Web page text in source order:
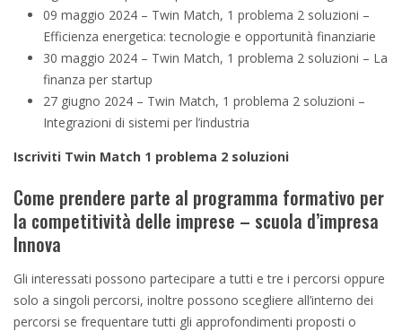
09 maggio 2024 – Twin Match, 1 problema 2 soluzioni –
Efficienza energetica: tecnologie e opportunità finanziarie
30 maggio 2024 – Twin Match, 1 problema 2 soluzioni – La
finanza per startup
27 giugno 2024 – Twin Match, 1 problema 2 soluzioni –
Integrazioni di sistemi per l’industria
Iscriviti Twin Match 1 problema 2 soluzioni
Come prendere parte al programma formativo per
la competitività delle imprese – scuola d’impresa
Innova
Gli interessati possono partecipare a tutti e tre i percorsi oppure
solo a singoli percorsi, inoltre possono scegliere all’interno dei
percorsi se frequentare tutti gli approfondimenti proposti o